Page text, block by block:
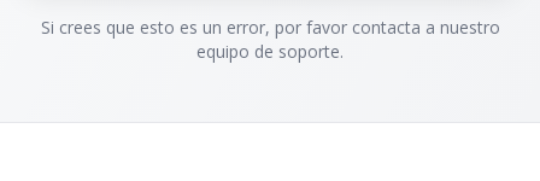
Si crees que esto es un error, por favor contacta a nuestro
equipo de soporte.